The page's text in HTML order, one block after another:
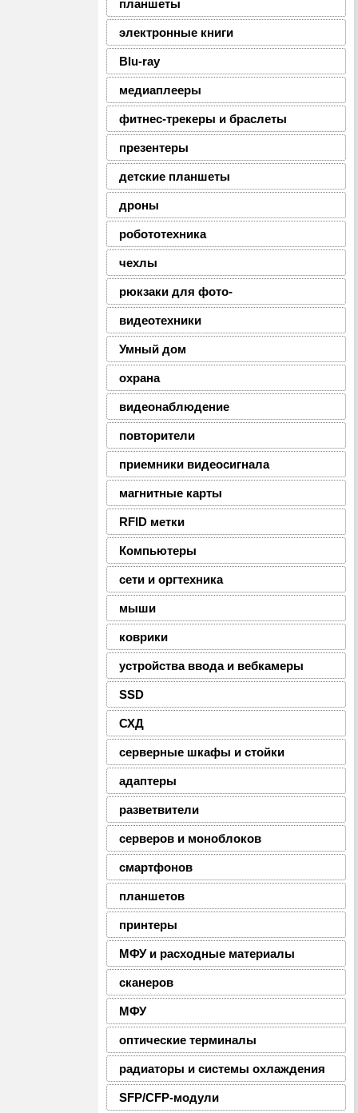
планшеты
электронные книги
Blu-ray
медиаплееры
фитнес-трекеры и браслеты
презентеры
детские планшеты
дроны
робототехника
чехлы
рюкзаки для фото-
видеотехники
Умный дом
охрана
видеонаблюдение
повторители
приемники видеосигнала
магнитные карты
RFID метки
Компьютеры
сети и оргтехника
мыши
коврики
устройства ввода и вебкамеры
SSD
СХД
серверные шкафы и стойки
адаптеры
разветвители
серверов и моноблоков
смартфонов
планшетов
принтеры
МФУ и расходные материалы
сканеров
МФУ
оптические терминалы
радиаторы и системы охлаждения
SFP/CFP-модули